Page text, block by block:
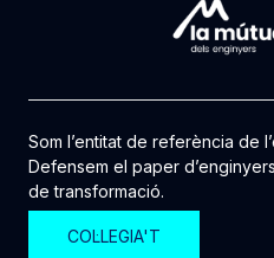
Som l’entitat de referència de
Defensem el paper
de transformació.
COL·LEGIA'T